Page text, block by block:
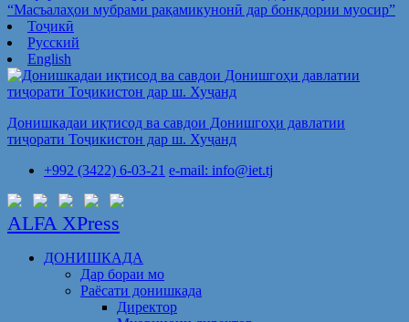
“Масъалаҳои мубрами рақамикунонӣ дар бонкдории муосир”
Тоҷикӣ
Русский
English
Донишкадаи иқтисод ва савдои Донишгоҳи давлатии
тиҷорати Тоҷикистон дар ш. Хуҷанд
+992 (3422) 6-03-21 e-mail: info@iet.tj
ALFA XPress
ДОНИШКАДА
Дар бораи мо
Раёсати донишкада
Директор